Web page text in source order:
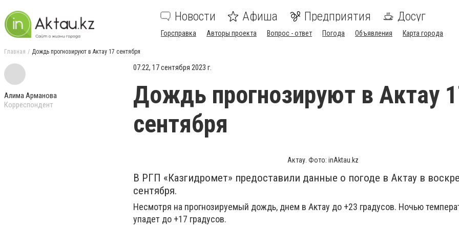
Новости Афиша Предприятия Досуг
Горсправка Авторы проекта Вопрос - ответ Погода Объявления Карта города
Главная Дождь прогнозируют в Актау 17 сентября
Алима Арманова
Корреспондент
07:22, 17 сентября 2023 г.
Дождь прогнозируют в Актау
сентября
Актау. Фото: inAktau.kz
В РГП «Казгидромет» предоставили данные о погоде в Актау в
сентября.
Несмотря на прогнозируемый дождь, днем в Актау до +23 градусов. Ночью
упадет до +17 градусов.